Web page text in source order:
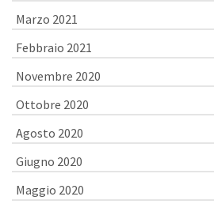
Marzo 2021
Febbraio 2021
Novembre 2020
Ottobre 2020
Agosto 2020
Giugno 2020
Maggio 2020